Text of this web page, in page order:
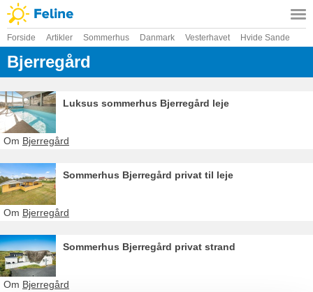
Forside Artikler Sommerhus Danmark Vesterhavet Hvide Sande
Bjerregård
Luksus sommerhus Bjerregård leje
Om Bjerregård
Sommerhus Bjerregård privat til leje
Om Bjerregård
Sommerhus Bjerregård privat strand
Om Bjerregård